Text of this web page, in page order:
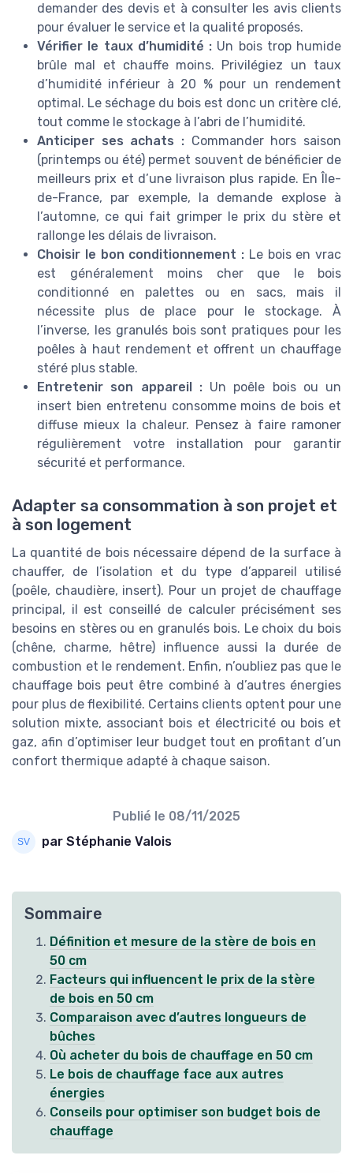
demander des devis et à consulter les avis clients
pour évaluer le service et la qualité proposés.
Vérifier le taux d’humidité : Un bois trop humide
brûle mal et chauffe moins. Privilégiez un taux
d’humidité inférieur à 20 % pour un rendement
optimal. Le séchage du bois est donc un critère clé,
tout comme le stockage à l’abri de l’humidité.
Anticiper ses achats : Commander hors saison
(printemps ou été) permet souvent de bénéficier de
meilleurs prix et d’une livraison plus rapide. En Île-
de-France, par exemple, la demande explose à
l’automne, ce qui fait grimper le prix du stère et
rallonge les délais de livraison.
Choisir le bon conditionnement : Le bois en vrac
est généralement moins cher que le bois
conditionné en palettes ou en sacs, mais il
nécessite plus de place pour le stockage. À
l’inverse, les granulés bois sont pratiques pour les
poêles à haut rendement et offrent un chauffage
stéré plus stable.
Entretenir son appareil :Un poêle bois ou un
insert bien entretenu consomme moins de bois et
diffuse mieux la chaleur. Pensez à faire ramoner
régulièrement votre installation pour garantir
sécurité et performance.
Adapter sa consommation à son projet et
à son logement
La quantité de bois nécessaire dépend de la surface à
chauffer, de l’isolation et du type d’appareil utilisé
(poêle, chaudière, insert). Pour un projet de chauffage
principal, il est conseillé de calculer précisément ses
besoins en stères ou en granulés bois. Le choix du bois
(chêne, charme, hêtre) influence aussi la durée de
combustion et le rendement. Enfin, n’oubliez pas que le
chauffage bois peut être combiné à d’autres énergies
pour plus de flexibilité. Certains clients optent pour une
solution mixte, associant bois et électricité ou bois et
gaz, afin d’optimiser leur budget tout en profitant d’un
confort thermique adapté à chaque saison.
Publié le 08/11/2025
par Stéphanie Valois
Sommaire
Définition et mesure de la stère de bois en
50 cm
Facteurs qui influencent le prix de la stère
de bois en 50 cm
Comparaison avec d’autres longueurs de
bûches
Où acheter du bois de chauffage en 50 cm
Le bois de chauffage face aux autres
énergies
Conseils pour optimiser son budget bois de
chauffage